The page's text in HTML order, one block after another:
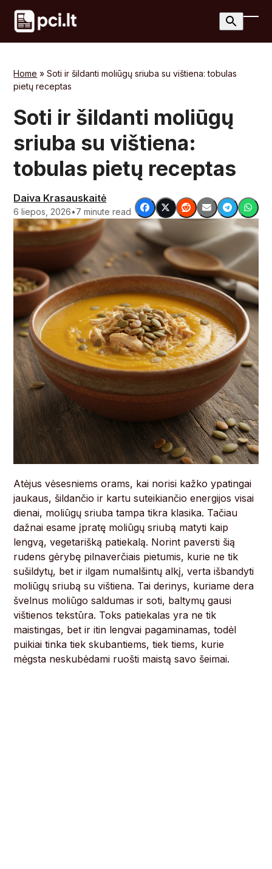
Skip
content
Home »Soti ir šildanti moliūgų sriuba su vištiena: tobulas
pietų receptas
Soti ir šildanti moliūgų
sriuba su vištiena:
tobulas pietų receptas
Daiva Krasauskaitė
6 liepos, 2026•7 minute read
Atėjus vėsesniems orams, kai norisi kažko ypatingai
jaukaus, šildančio ir kartu suteikiančio energijos visai
dienai, moliūgų sriuba tampa tikra klasika. Tačiau
dažnai esame įpratę moliūgų sriubą matyti kaip
lengvą, vegetarišką patiekalą. Norint paversti šią
rudens gėrybę pilnaverčiais pietumis, kurie ne tik
sušildytų, bet ir ilgam numalšintų alkį, verta išbandyti
moliūgų sriubą su vištiena. Tai derinys, kuriame dera
švelnus moliūgo saldumas ir soti, baltymų gausi
vištienos tekstūra. Toks patiekalas yra ne tik
maistingas, bet ir itin lengvai pagaminamas, todėl
puikiai tinka tiek skubantiems, tiek tiems, kurie
mėgsta neskubėdami ruošti maistą savo šeimai.